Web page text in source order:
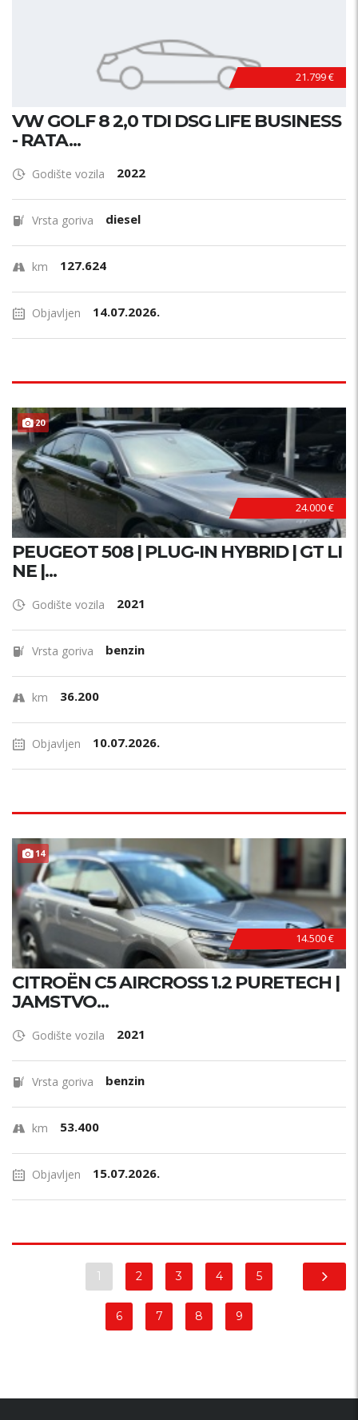
21.799 €
VW GOLF 8 2,0 TDI DSG LIFE BUSINESS
- RATA...
Godište vozila 2022
Vrsta goriva diesel
km 127.624
Objavljen 14.07.2026.
20
24.000 €
PEUGEOT 508 | PLUG-IN HYBRID | GT LI
NE |...
Godište vozila 2021
Vrsta goriva benzin
km 36.200
Objavljen 10.07.2026.
14
14.500 €
CITROËN C5 AIRCROSS 1.2 PURETECH |
JAMSTVO...
Godište vozila 2021
Vrsta goriva benzin
km 53.400
Objavljen 15.07.2026.
1 2 3 4 5
6 7 8 9